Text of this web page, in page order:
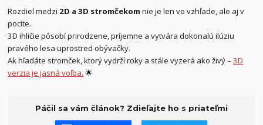
Rozdiel medzi 2D a 3D stromčekom nie je len vo vzhľade, ale aj v
pocite.
3D ihličie pôsobí prirodzene, príjemne a vytvára dokonalú ilúziu
pravého lesa uprostred obývačky.
Ak hľadáte stromček, ktorý vydrží roky a stále vyzerá ako živý –3D
verzia je jasná voľba. 🌟
Páčil sa vám článok? Zdieľajte ho s priateľmi